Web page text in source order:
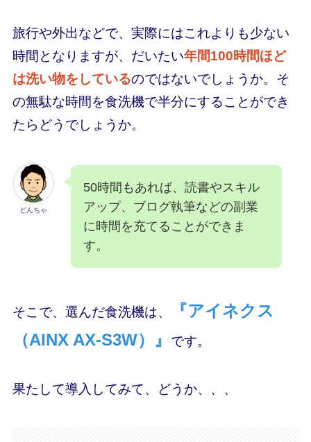
旅行や外出などで、実際にはこれよりも少ない
時間となりますが、だいたい年間100時間ほど
は洗い物をしているのではないでしょうか。そ
の無駄な時間を食洗機で半分にすることができ
たらどうでしょうか。
どんちゃ
50時間もあれば、読書やスキル
アップ、ブログ執筆などの副業
に時間を充てることができま
す。
そこで、選んだ食洗機は、
『アイネクス
（AINX AX-S3W）』
です。
果たして導入してみて、どうか、、、